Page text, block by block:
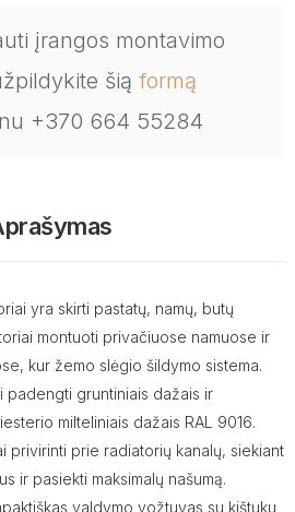
įrangos montavimo
šią formą
+370 664 55284
yra skirti pastatų, namų, butų
montuoti privačiuose namuose ir
kur žemo slėgio šildymo sistema.
padengti gruntiniais dažais ir
milteliniais dažais RAL 9016.
privirinti prie radiatorių kanalų, siekiant
ir pasiekti maksimalų našumą.
valdymo vožtuvas su kištuku